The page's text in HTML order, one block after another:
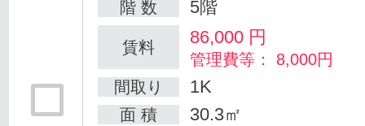
階 数 5階
賃料 86,000 円
管理費等： 8,000円
間取り
1K
面 積 30.3㎡